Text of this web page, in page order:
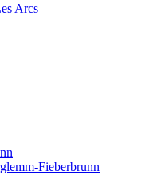
Arcs
Fieberbrunn